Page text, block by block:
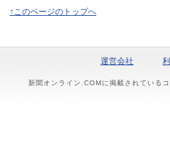
↑このページのトップへ
運営会社
新聞オンライン.COMに掲載されている